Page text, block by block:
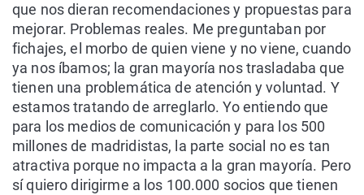
que nos dieran recomendaciones y propuestas para
mejorar. Problemas reales. Me preguntaban por
fichajes, el morbo de quien viene y no viene, cuando
ya nos íbamos; la gran mayoría nos trasladaba que
tienen una problemática de atención y voluntad. Y
estamos tratando de arreglarlo. Yo entiendo que
para los medios de comunicación y para los 500
millones de madridistas, la parte social no es tan
atractiva porque no impacta a la gran mayoría. Pero
sí quiero dirigirme a los 100.000 socios que tienen